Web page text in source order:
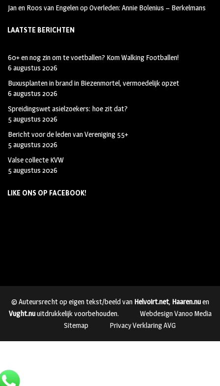
Jan en Roos van EngelenopOverleden: Annie Bolenius – Berkelmans
LAATSTE BERICHTEN
60+ en nog zin om te voetballen? Kom Walking Footballen!
6 augustus 2026
Buxusplanten in brand in Biezenmortel, vermoedelijk opzet
6 augustus 2026
Spreidingswet asielzoekers: hoe zit dat?
5 augustus 2026
Bericht voor de leden van Vereniging 55+
5 augustus 2026
Valse collecte KVW
5 augustus 2026
LIKE ONS OP FACEBOOK!
© Auteursrecht op eigen tekst/beeld van Helvoirt.net, Haaren.nuen
Vught.nuuitdrukkelijk voorbehouden.
Webdesign Vanoo Media
Sitemap
Privacy Verklaring AVG